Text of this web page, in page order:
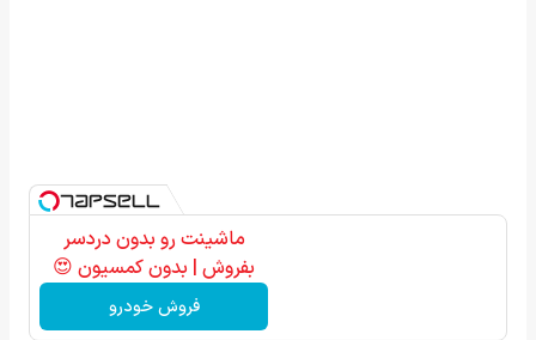
ماشینت رو بدون دردسر
بفروش | بدون کمسیون 😍
فروش خودرو